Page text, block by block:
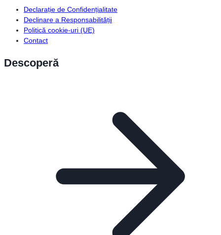
Declarație de Confidențialitate
Declinare a Responsabilității
Politică cookie-uri (UE)
Contact
Descoperă